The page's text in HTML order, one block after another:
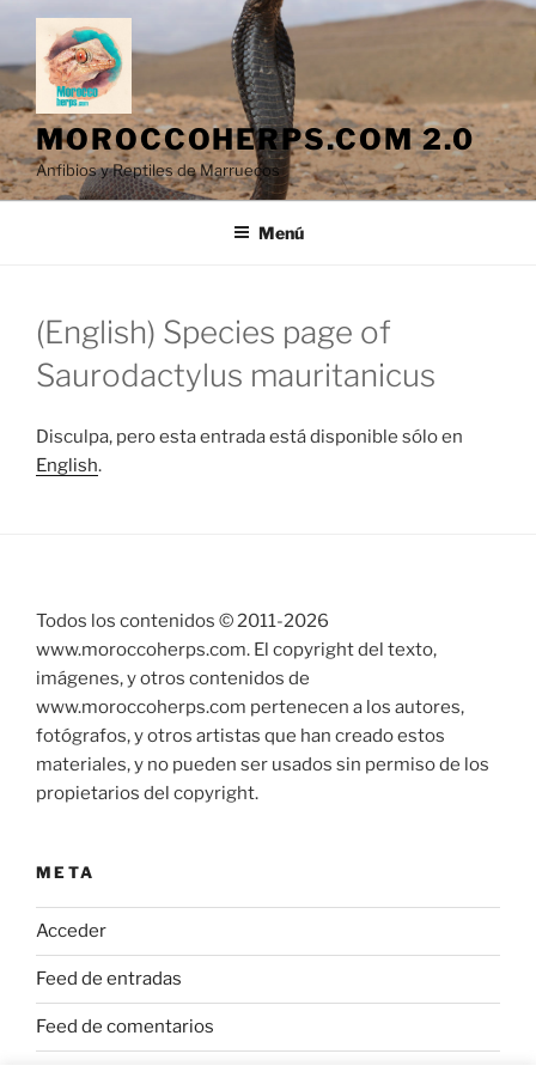
Saltar
contenido
MOROCCOHERPS.COM 2.0
Anfibios y Reptiles de Marruecos
Menú
(English) Species page of
Saurodactylus mauritanicus
Disculpa, pero esta entrada está disponible sólo en
English.
Todos los contenidos © 2011-2026
www.moroccoherps.com. El copyright del texto,
imágenes, y otros contenidos de
www.moroccoherps.com pertenecen a los autores,
fotógrafos, y otros artistas que han creado estos
materiales, y no pueden ser usados sin permiso de los
propietarios del copyright.
META
Acceder
Feed de entradas
Feed de comentarios